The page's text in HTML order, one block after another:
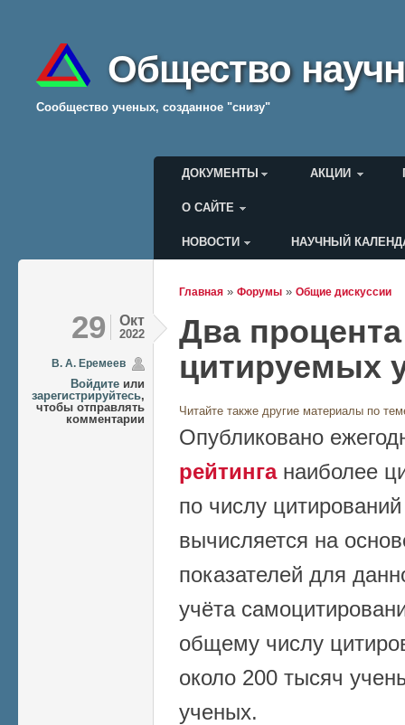
Общество
Cообщество ученых, созданное "снизу"
Главное меню
ДОКУМЕНТЫ АКЦИИ
О САЙТЕ
Меню пользователя
НОВОСТИ НАУЧНЫЙ
Главная » Форумы » Общие дискуссии
29 Окт
2022
В. А. Еремеев
Войдите или
зарегистрируйтесь,
чтобы отправлять
комментарии
Два
цитируемых
Читайте также другие материалы по
Опубликовано
рейтинга наиболее
по числу
вычисляется на
показателей для
учёта
общему числу
около 200 тысяч
ученых.